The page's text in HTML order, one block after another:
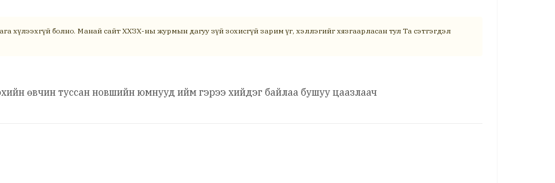
хүлээхгүй болно. Манай сайт ХХЗХ-ны журмын дагуу зүй зохисгүй зарим үг, хэллэгийг хязгаарласан тул Та сэтгэгдэл
өвчин туссан новшийн юмнууд ийм гэрээ хийдэг байлаа бушуу цаазлаач